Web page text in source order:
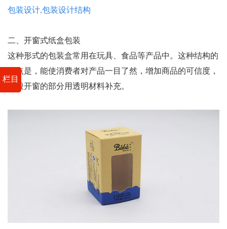
栏目
包装设计,包装设计结构
二、开窗式纸盒包装
这种形式的包装盒常用在玩具、食品等产品中。这种结构的
特点是，能使消费者对产品一目了然，增加商品的可信度，
一般开窗的部分用透明材料补充。